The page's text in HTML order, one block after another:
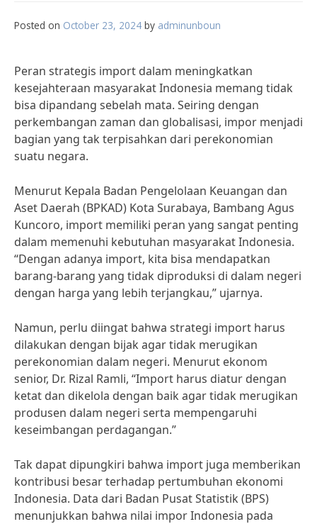
Posted on October 23, 2024 by adminunboun
Peran strategis import dalam meningkatkan
kesejahteraan masyarakat Indonesia memang tidak
bisa dipandang sebelah mata. Seiring dengan
perkembangan zaman dan globalisasi, impor menjadi
bagian yang tak terpisahkan dari perekonomian
suatu negara.
Menurut Kepala Badan Pengelolaan Keuangan dan
Aset Daerah (BPKAD) Kota Surabaya, Bambang Agus
Kuncoro, import memiliki peran yang sangat penting
dalam memenuhi kebutuhan masyarakat Indonesia.
“Dengan adanya import, kita bisa mendapatkan
barang-barang yang tidak diproduksi di dalam negeri
dengan harga yang lebih terjangkau,” ujarnya.
Namun, perlu diingat bahwa strategi import harus
dilakukan dengan bijak agar tidak merugikan
perekonomian dalam negeri. Menurut ekonom
senior, Dr. Rizal Ramli, “Import harus diatur dengan
ketat dan dikelola dengan baik agar tidak merugikan
produsen dalam negeri serta mempengaruhi
keseimbangan perdagangan.”
Tak dapat dipungkiri bahwa import juga memberikan
kontribusi besar terhadap pertumbuhan ekonomi
Indonesia. Data dari Badan Pusat Statistik (BPS)
menunjukkan bahwa nilai impor Indonesia pada